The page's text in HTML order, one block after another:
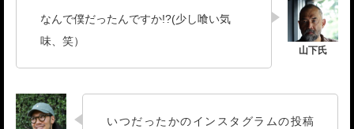
なんで僕だったんですか!?(少し喰い気
味、笑）
いつだったかのインスタグラムの投稿